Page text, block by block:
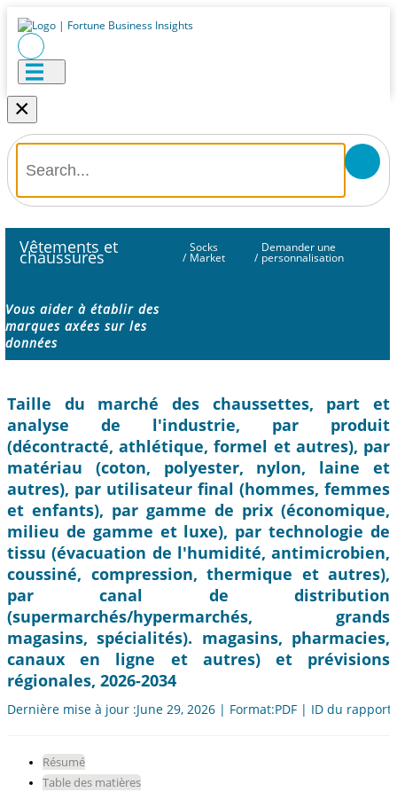
×
Vêtements et
chaussures /
Socks
Market /
Demander une
personnalisation
Vous aider à établir des
marques axées sur les
données
Taille du marché des chaussettes, part et
analyse de l'industrie, par produit
(décontracté, athlétique, formel et autres), par
matériau (coton, polyester, nylon, laine et
autres), par utilisateur final (hommes, femmes
et enfants), par gamme de prix (économique,
milieu de gamme et luxe), par technologie de
tissu (évacuation de l'humidité, antimicrobien,
coussiné, compression, thermique et autres),
par canal de distribution
(supermarchés/hypermarchés, grands
magasins, spécialités). magasins, pharmacies,
canaux en ligne et autres) et prévisions
régionales, 2026-2034
Dernière mise à jour :June 29, 2026 | Format:PDF | ID du
Résumé
Table des matières